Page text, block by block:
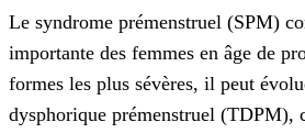
Le syndrome prémenstruel (SPM)
importante des femmes en âge de
formes les plus sévères, il peut
dysphorique prémenstruel (TDPM),